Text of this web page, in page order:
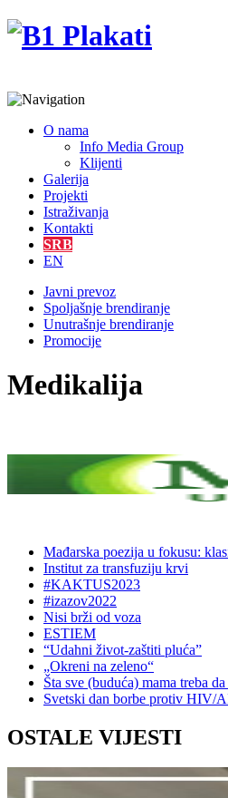
O nama
Info Media Group
Klijenti
Galerija
Projekti
Istraživanja
Kontakti
SRB
EN
Javni prevoz
Spoljašnje brendiranje
Unutrašnje brendiranje
Promocije
Medikalija
Mađarska poezija u fokusu:
Institut za transfuziju krvi
#KAKTUS2023
#izazov2022
Nisi brži od voza
ESTIEM
“Udahni život-zaštiti pluća”
„Okreni na zeleno“
Šta sve (buduća) mama treba
Svetski dan borbe protiv HIV/
OSTALE VIJESTI